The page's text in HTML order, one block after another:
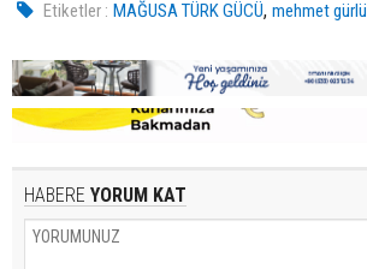
Etiketler : MAĞUSA TÜRK GÜCÜ,mehmet gürlü
HABERE YORUM KAT